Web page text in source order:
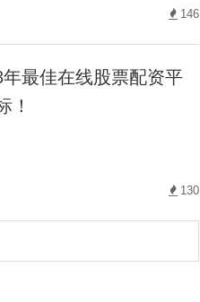
146
最佳在线股票配资平
！
130